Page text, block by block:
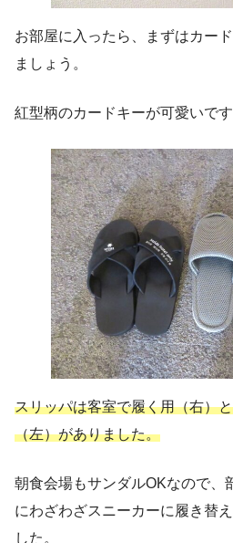
お部屋に入ったら、まずはカー
ましょう。
紅型柄のカードキーが可愛いです
スリッパは客室で履く用（右）
（左）がありました。
朝食会場もサンダルOKなので、
にわざわざスニーカーに履き替
した。